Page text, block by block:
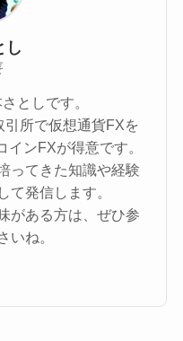
し
としです。
所で仮想通貨FXを
ンFXが得意です。
ってきた知識や経験
て発信します。
がある方は、ぜひ参
いね。